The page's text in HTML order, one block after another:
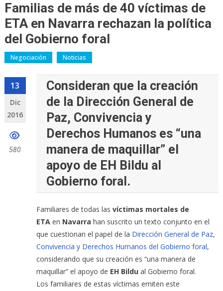
Familias de más de 40 víctimas de
ETA en Navarra rechazan la política
del Gobierno foral
Negociación Noticias
13
Dic
2016
580
Consideran que la creación
de la Dirección General de
Paz, Convivencia y
Derechos Humanos es “una
manera de maquillar” el
apoyo de EH Bildu al
Gobierno foral.
Familiares de todas las víctimas mortales de
ETAen Navarrahan suscrito un texto conjunto en el
que cuestionan el papel de la Dirección General de Paz,
Convivencia y Derechos Humanos del Gobierno foral,
considerando que su creación es “una manera de
maquillar” el apoyo de EH Bildu al Gobierno foral.
Los familiares de estas víctimas emiten este